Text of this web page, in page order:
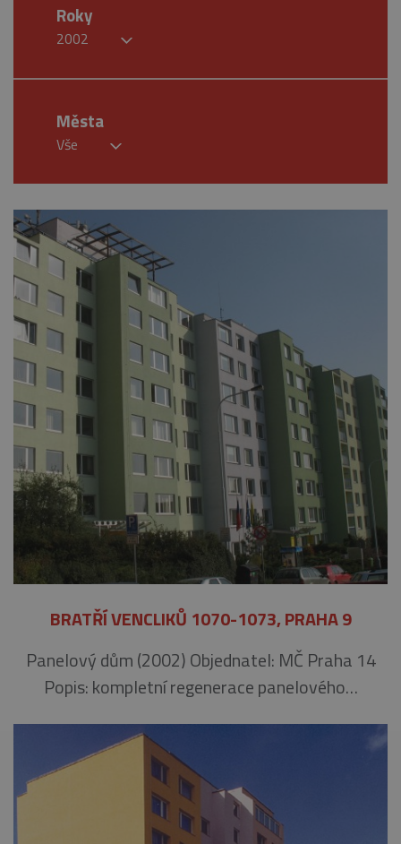
Roky
2002
Města
Vše
BRATŘÍ VENCLIKŮ 1070-1073, PRAHA 9
Panelový dům (2002) Objednatel: MČ Praha 14
Popis: kompletní regenerace panelového…